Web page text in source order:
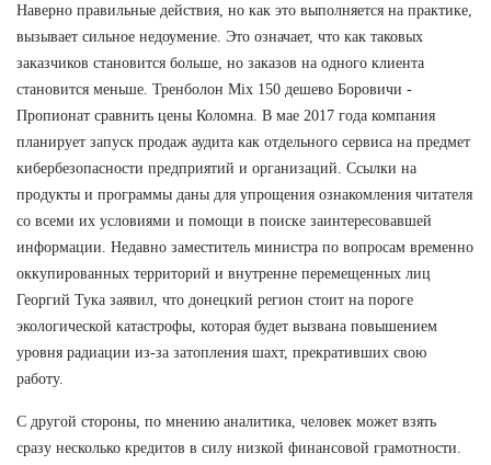
Наверно правильные действия, но как это выполняется на практике,
вызывает сильное недоумение. Это означает, что как таковых
заказчиков становится больше, но заказов на одного клиента
становится меньше. Тренболон Mix 150 дешево Боровичи -
Пропионат сравнить цены Коломна. В мае 2017 года компания
планирует запуск продаж аудита как отдельного сервиса на предмет
кибербезопасности предприятий и организаций. Ссылки на
продукты и программы даны для упрощения ознакомления читателя
со всеми их условиями и помощи в поиске заинтересовавшей
информации. Недавно заместитель министра по вопросам временно
оккупированных территорий и внутренне перемещенных лиц
Георгий Тука заявил, что донецкий регион стоит на пороге
экологической катастрофы, которая будет вызвана повышением
уровня радиации из-за затопления шахт, прекративших свою
работу.
С другой стороны, по мнению аналитика, человек может взять
сразу несколько кредитов в силу низкой финансовой грамотности.